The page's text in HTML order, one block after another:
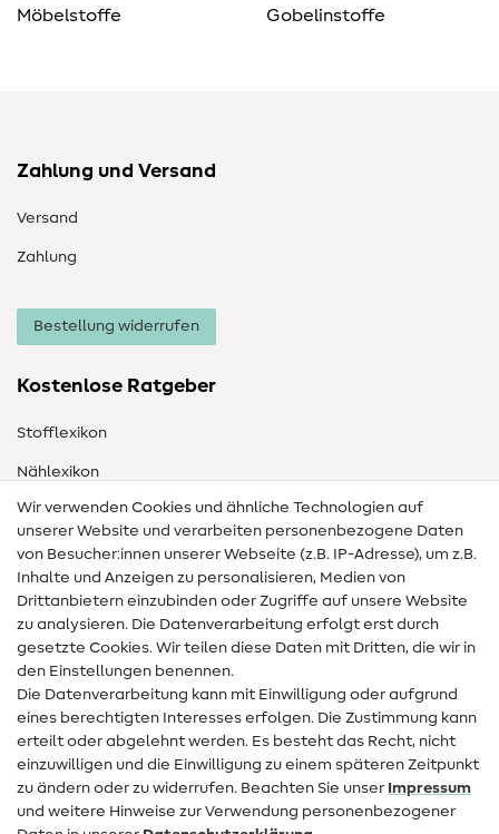
Möbelstoffe
Gobelinstoffe
Zahlung und Versand
Versand
Zahlung
Bestellung widerrufen
Kostenlose Ratgeber
Stofflexikon
Nählexikon
Nähanleitungen
Hilfe & Kontakt
Kontakt
Infos zum Betreiberwechsel
Widerrufsrecht
Beliebt
Stoffe
Wir verwenden Cookies und ähnliche Technologien auf
unserer Website und verarbeiten personenbezogene Daten
von Besucher:innen unserer Webseite (z.B. IP-Adresse), um z.B.
Inhalte und Anzeigen zu personalisieren, Medien von
Drittanbietern einzubinden oder Zugriffe auf unsere Website
zu analysieren. Die Datenverarbeitung erfolgt erst durch
gesetzte Cookies. Wir teilen diese Daten mit Dritten, die wir in
den Einstellungen benennen.
Die Datenverarbeitung kann mit Einwilligung oder aufgrund
eines berechtigten Interesses erfolgen. Die Zustimmung kann
erteilt oder abgelehnt werden. Es besteht das Recht, nicht
einzuwilligen und die Einwilligung zu einem späteren Zeitpunkt
zu ändern oder zu widerrufen. Beachten Sie unser Impressum
und weitere Hinweise zur Verwendung personenbezogener